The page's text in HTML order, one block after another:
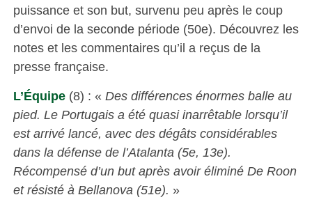
puissance et son but, survenu peu après le coup
d’envoi de la seconde période (50e). Découvrez les
notes et les commentaires qu’il a reçus de la
presse française.
L’Équipe(8) : « Des différences énormes balle au
pied. Le Portugais a été quasi inarrêtable lorsqu’il
est arrivé lancé, avec des dégâts considérables
dans la défense de l’Atalanta (5e, 13e).
Récompensé d’un but après avoir éliminé De Roon
et résisté à Bellanova (51e). »